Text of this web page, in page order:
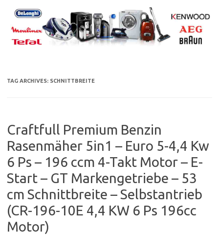
content
TAG ARCHIVES: SCHNITTBREITE
Craftfull Premium Benzin
Rasenmäher 5in1 – Euro 5-4,4 Kw
6 Ps – 196 ccm 4-Takt Motor – E-
Start – GT Markengetriebe – 53
cm Schnittbreite – Selbstantrieb
(CR-196-10E 4,4 KW 6 Ps 196cc
Motor)